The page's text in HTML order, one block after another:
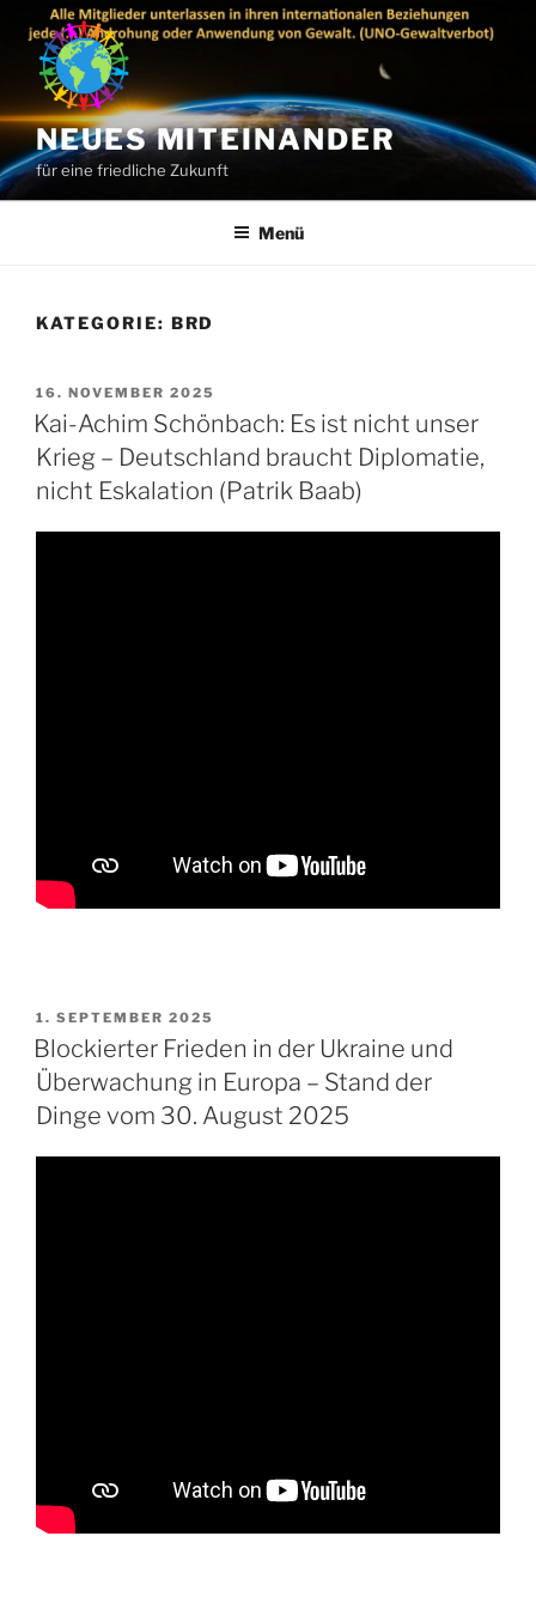
Inhalt
springen
NEUES MITEINANDER
für eine friedliche Zukunft
Menü
KATEGORIE: BRD
VERÖFFENTLICHT
AM
16. NOVEMBER 2025
Kai-Achim Schönbach: Es ist nicht unser
Krieg – Deutschland braucht Diplomatie,
nicht Eskalation (Patrik Baab)
VERÖFFENTLICHT
AM
1. SEPTEMBER 2025
Blockierter Frieden in der Ukraine und
Überwachung in Europa – Stand der
Dinge vom 30. August 2025